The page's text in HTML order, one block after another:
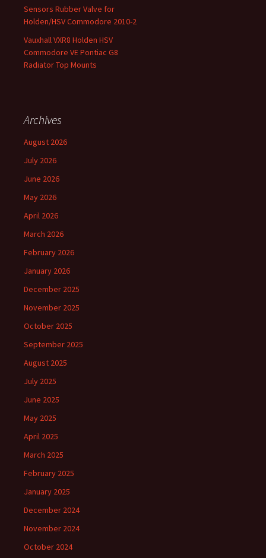
Sensors Rubber Valve for
Holden/HSV Commodore 2010-2
Vauxhall VXR8 Holden HSV
Commodore VE Pontiac G8
Radiator Top Mounts
Archives
August 2026
July 2026
June 2026
May 2026
April 2026
March 2026
February 2026
January 2026
December 2025
November 2025
October 2025
September 2025
August 2025
July 2025
June 2025
May 2025
April 2025
March 2025
February 2025
January 2025
December 2024
November 2024
October 2024